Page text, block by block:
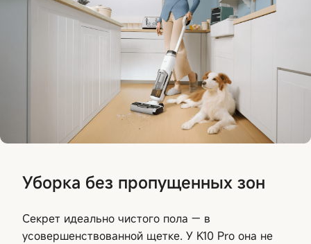
Уборка без пропущенных зон
Секрет идеально чистого пола — в
усовершенствованной щетке. У K10 Pro она не